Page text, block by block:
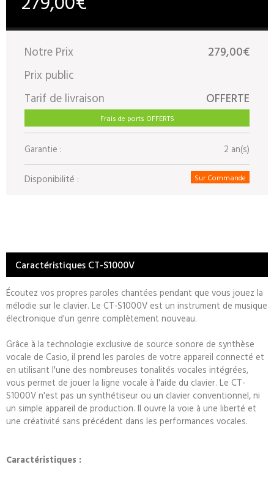
Notre Prix
279,00€
Prix public
Tarif de livraison
OFFERTE
Frais de ports OFFERTS
Garantie : 2 an(s)
Disponibilité : Sur Commande
Caractéristiques CT-S1000V
Écoutez vos propres paroles chantées pendant que vous jouez la
mélodie sur le clavier. Le CT-S1000V est un instrument de musique
électronique d'un genre complètement nouveau.
Grâce à la technologie exclusive de source sonore de synthèse
vocale de Casio, il prend les paroles de votre appareil connecté et
en utilisant l'une des nombreuses tonalités vocales intégrées,
vous permet de jouer la ligne vocale à l'aide du clavier. Le CT-
S1000V n'est pas un synthétiseur ou un clavier conventionnel, ni
un simple appareil de production. Il ouvre la voie à une liberté et
une créativité sans précédent dans les performances vocales.
Caractéristiques :